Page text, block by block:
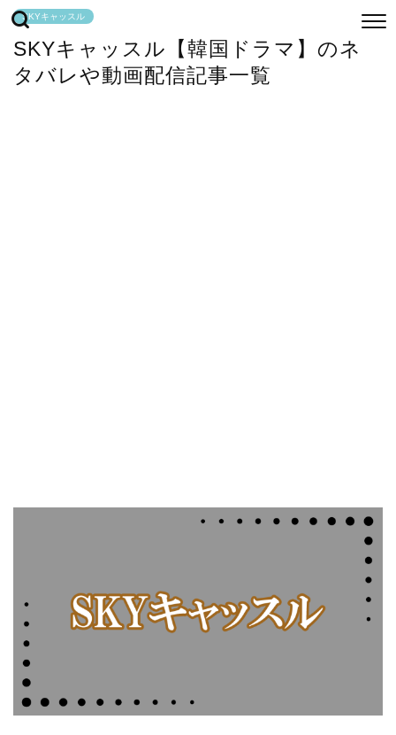
SKYキャッスル
SKYキャッスル【韓国ドラマ】のネ
タバレや動画配信記事一覧